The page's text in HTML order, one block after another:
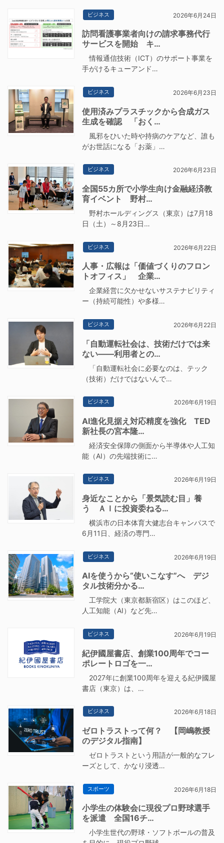
ビジネス 2026年6月24日
訪問看護事業者向けの請求事務代行
サービスを開始 キ…
情報通信技術（ICT）のサポート事業を
手がけるキューアンド…
ビジネス 2026年6月23日
使用済みプラスチックから合成ガス
生成を確認 「おく…
風邪をひいた時や持病のケアなど、誰も
がお世話になる「お薬」…
ビジネス 2026年6月23日
全国55カ所で小学生向け金融経済教
育イベント 野村…
野村ホールディングス（東京）は7月18
日（土）～8月23日…
ビジネス 2026年6月22日
人事・広報は「価値づくりのフロン
トオフィス」 企業…
企業経営に欠かせないサステナビリティ
ー（持続可能性）や多様…
ビジネス 2026年6月22日
「自動運転社会は、技術だけでは来
ない――利用者との…
「自動運転社会に必要なのは、テック
（技術）だけではないんで…
ビジネス 2026年6月19日
AI進化見据え対応精度を強化 TED
新社長の宮本隆…
経済安全保障の側面から半導体や人工知
能（AI）の先端技術に…
ビジネス 2026年6月19日
身近なことから「景気読む目」養
う ＡＩに投資委ねる…
横浜市の日本体育大健志台キャンパスで
6月11日、経済の専門…
ビジネス 2026年6月19日
AIを使うから“使いこなす”へ デジ
タル技術分かる…
工学院大（東京都新宿区）はこのほど、
人工知能（AI）など先…
ビジネス 2026年6月19日
紀伊國屋書店、創業100周年でコー
ポレートロゴを一…
2027年に創業100周年を迎える紀伊國屋
書店（東京）は、…
ビジネス 2026年6月18日
ゼロトラストって何？ 【岡嶋教授
のデジタル指南】
ゼロトラストという用語が一般的なフレ
ーズとして、かなり浸透…
スポーツ 2026年6月18日
小学生の体験会に現役プロ野球選手
を派遣 全国16チ…
小学生世代の野球・ソフトボールの普及